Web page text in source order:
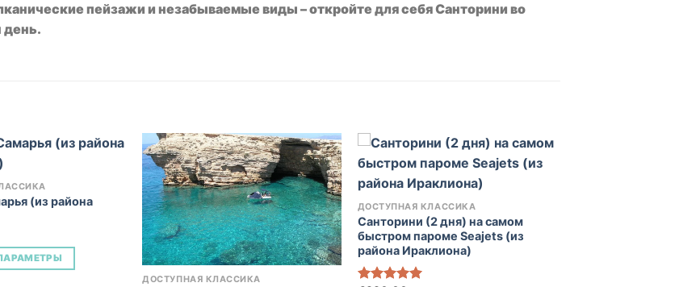
пейзажи и незабываемые виды – откройте для себя Санторини во
день.
Add to
(из района
Add to
Wishlist
ДОСТУПНАЯ КЛАССИКА
Wishlist
ДОСТУПНАЯ КЛАССИКА
Санторини (2 дня) на самом
быстром пароме Seajets (из
района Ираклиона)